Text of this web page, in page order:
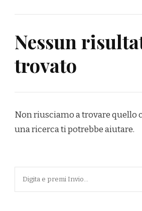
Nessun
trovato
Non riusciamo a trovare quello
una ricerca ti potrebbe aiutare.